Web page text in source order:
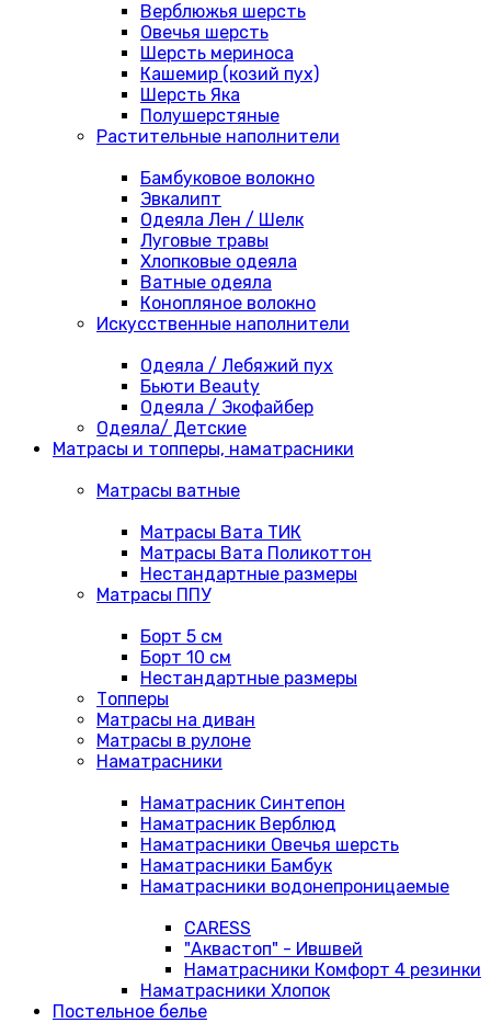
Верблюжья шерсть
Овечья шерсть
Шерсть мериноса
Кашемир (козий пух)
Шерсть Яка
Полушерстяные
Растительные наполнители
Бамбуковое волокно
Эвкалипт
Одеяла Лен / Шелк
Луговые травы
Хлопковые одеяла
Ватные одеяла
Конопляное волокно
Искусственные наполнители
Одеяла / Лебяжий пух
Бьюти Beauty
Одеяла / Экофайбер
Одеяла/ Детские
Матрасы и топперы, наматрасники
Матрасы ватные
Матрасы Вата ТИК
Матрасы Вата Поликоттон
Нестандартные размеры
Матрасы ППУ
Борт 5 см
Борт 10 см
Нестандартные размеры
Топперы
Матрасы на диван
Матрасы в рулоне
Наматрасники
Наматрасник Синтепон
Наматрасник Верблюд
Наматрасники Овечья шерсть
Наматрасники Бамбук
Наматрасники водонепроницаемые
CARESS
"Аквастоп" - Ившвей
Наматрасники Комфорт 4 резинки
Наматрасники Хлопок
Постельное белье